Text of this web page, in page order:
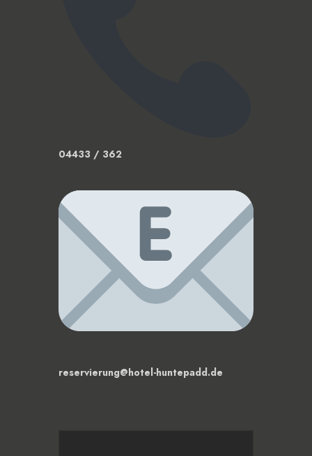
04433 / 362
reservierung@hotel-huntepadd.de